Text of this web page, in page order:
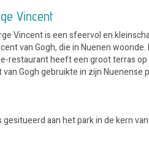
Vincent
Vincent is een sfeervol en
van Gogh, die in Nuenen
restaurant heeft een groot terras
Gogh gebruikte in zijn Nuenense
aan het park in de kern